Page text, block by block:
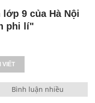
9 của Hà Nội
phi lí"
VIẾT
Bình luận nhiều